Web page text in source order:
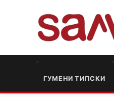
ГУМЕНИ ТИПСКИ